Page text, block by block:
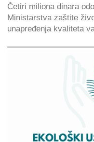
Četiri miliona dinara
Ministarstva zaštite
unapređenja kvaliteta